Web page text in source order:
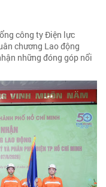
công ty Điện lực
chương Lao động
những đóng góp nổi